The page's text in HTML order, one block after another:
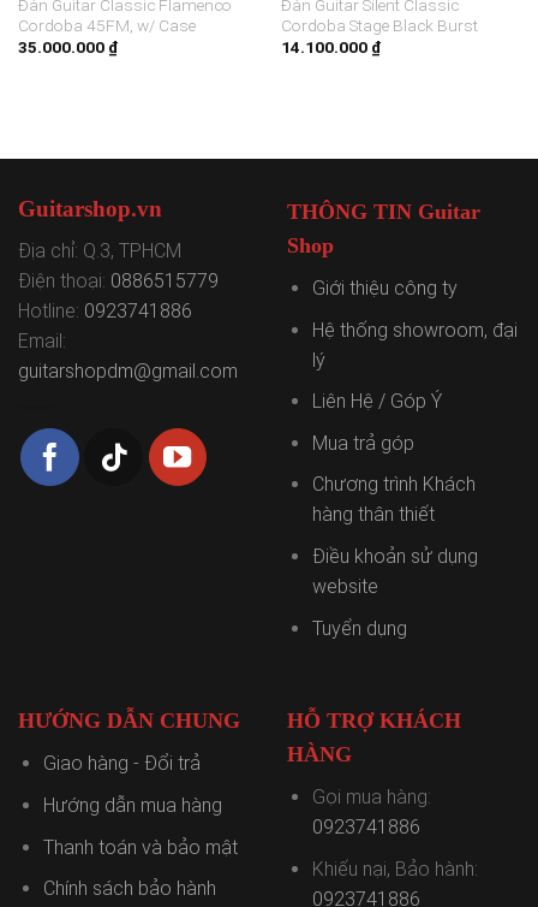
Đàn Guitar Classic Flamenco
Cordoba 45FM, w/ Case
35.000.000 ₫
Đàn Guitar Silent Classic
Cordoba Stage Black Burst
14.100.000 ₫
Guitarshop.vn
Địa chỉ: Q.3, TPHCM
Điện thoại: 0886515779
Hotline: 0923741886
Email:
guitarshopdm@gmail.com
THÔNG TIN Guitar
Shop
Giới thiệu công ty
Hệ thống showroom, đại
lý
Liên Hệ / Góp Ý
Mua trả góp
Chương trình Khách
hàng thân thiết
Điều khoản sử dụng
website
Tuyển dụng
HƯỚNG DẪN CHUNG
Giao hàng - Đổi trả
Hướng dẫn mua hàng
Thanh toán và bảo mật
Chính sách bảo hành
HỖ TRỢ KHÁCH
HÀNG
Gọi mua hàng:
0923741886
Khiếu nại, Bảo hành:
0923741886